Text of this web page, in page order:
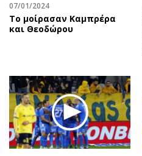
07/01/2024
Το μοίρασαν Καμπρέρα
και Θεοδώρου